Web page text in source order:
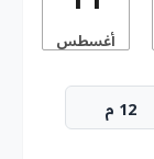
أغسطس
12 م